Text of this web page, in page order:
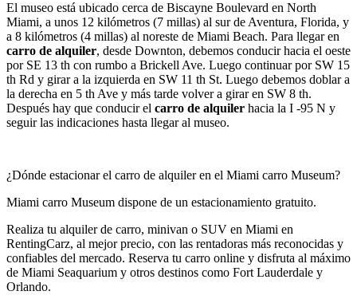
El museo está ubicado cerca de Biscayne Boulevard en North
Miami, a unos 12 kilómetros (7 millas) al sur de Aventura, Florida, y
a 8 kilómetros (4 millas) al noreste de Miami Beach. Para llegar en
carro de alquiler, desde Downton, debemos conducir hacia el oeste
por SE 13 th con rumbo a Brickell Ave. Luego continuar por SW 15
th Rd y girar a la izquierda en SW 11 th St. Luego debemos doblar a
la derecha en 5 th Ave y más tarde volver a girar en SW 8 th.
Después hay que conducir el carro de alquiler hacia la I -95 N y
seguir las indicaciones hasta llegar al museo.
¿Dónde estacionar el carro de alquiler en el Miami carro Museum?
Miami carro Museum dispone de un estacionamiento gratuito.
Realiza tu alquiler de carro, minivan o SUV en Miami en
RentingCarz, al mejor precio, con las rentadoras más reconocidas y
confiables del mercado. Reserva tu carro online y disfruta al máximo
de Miami Seaquarium y otros destinos como Fort Lauderdale y
Orlando.